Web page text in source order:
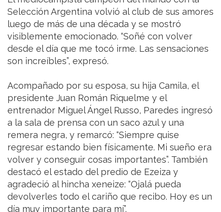
Selección Argentina volvió al club de sus amores
luego de más de una década y se mostró
visiblemente emocionado. “Soñé con volver
desde el día que me tocó irme. Las sensaciones
son increíbles”, expresó.
Acompañado por su esposa, su hija Camila, el
presidente Juan Román Riquelme y el
entrenador Miguel Ángel Russo, Paredes ingresó
a la sala de prensa con un saco azul y una
remera negra, y remarcó: “Siempre quise
regresar estando bien físicamente. Mi sueño era
volver y conseguir cosas importantes”. También
destacó el estado del predio de Ezeiza y
agradeció al hincha xeneize: “Ojalá pueda
devolverles todo el cariño que recibo. Hoy es un
día muy importante para mí”.